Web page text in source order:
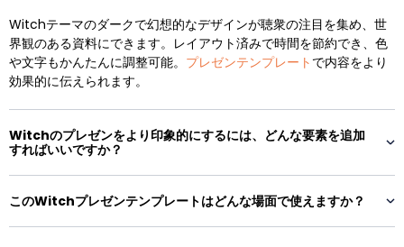
Witchテーマのダークで幻想的なデザインが聴衆の注目を集め、世
界観のある資料にできます。レイアウト済みで時間を節約でき、色
や文字もかんたんに調整可能。 プレゼンテンプレート で内容をより
効果的に伝えられます。
Witchのプレゼンをより印象的にするには、どんな要素を追加
すればいいですか？
このWitchプレゼンテンプレートはどんな場面で使えますか？